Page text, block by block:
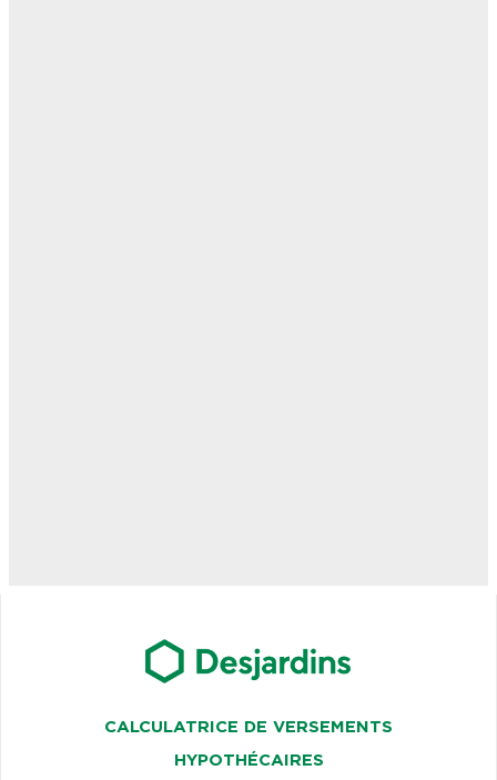
CALCULATRICE DE VERSEMENTS
HYPOTHÉCAIRES